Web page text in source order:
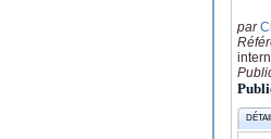
par